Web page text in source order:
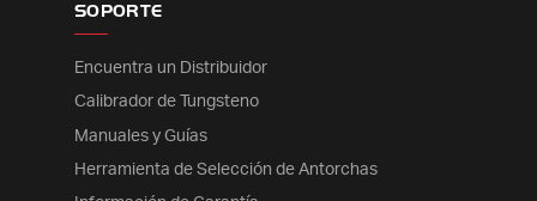
SOPORTE
Encuentra un Distribuidor
Calibrador de Tungsteno
Manuales y Guías
Herramienta de Selección de Antorchas